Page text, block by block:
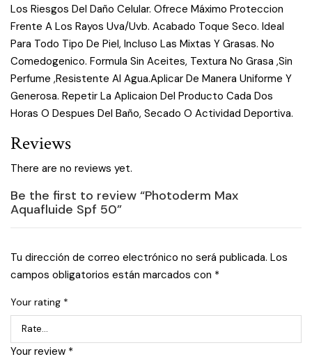
Los Riesgos Del Daño Celular. Ofrece Máximo Proteccion
Frente A Los Rayos Uva/Uvb. Acabado Toque Seco. Ideal
Para Todo Tipo De Piel, Incluso Las Mixtas Y Grasas. No
Comedogenico. Formula Sin Aceites, Textura No Grasa ,Sin
Perfume ,Resistente Al Agua.Aplicar De Manera Uniforme Y
Generosa. Repetir La Aplicaion Del Producto Cada Dos
Horas O Despues Del Baño, Secado O Actividad Deportiva.
Reviews
There are no reviews yet.
Be the first to review “Photoderm Max
Aquafluide Spf 50”
Tu dirección de correo electrónico no será publicada. Los
campos obligatorios están marcados con *
Your rating *
Your review *